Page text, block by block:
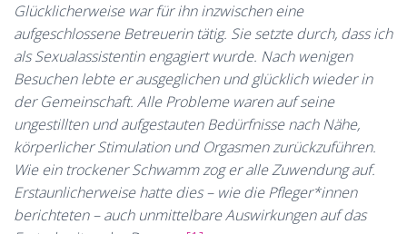
Glücklicherweise war für ihn inzwischen eine
aufgeschlossene Betreuerin tätig. Sie setzte durch, dass ich
als Sexualassistentin engagiert wurde. Nach wenigen
Besuchen lebte er ausgeglichen und glücklich wieder in
der Gemeinschaft. Alle Probleme waren auf seine
ungestillten und aufgestauten Bedürfnisse nach Nähe,
körperlicher Stimulation und Orgasmen zurückzuführen.
Wie ein trockener Schwamm zog er alle Zuwendung auf.
Erstaunlicherweise hatte dies – wie die Pfleger*innen
berichteten – auch unmittelbare Auswirkungen auf das